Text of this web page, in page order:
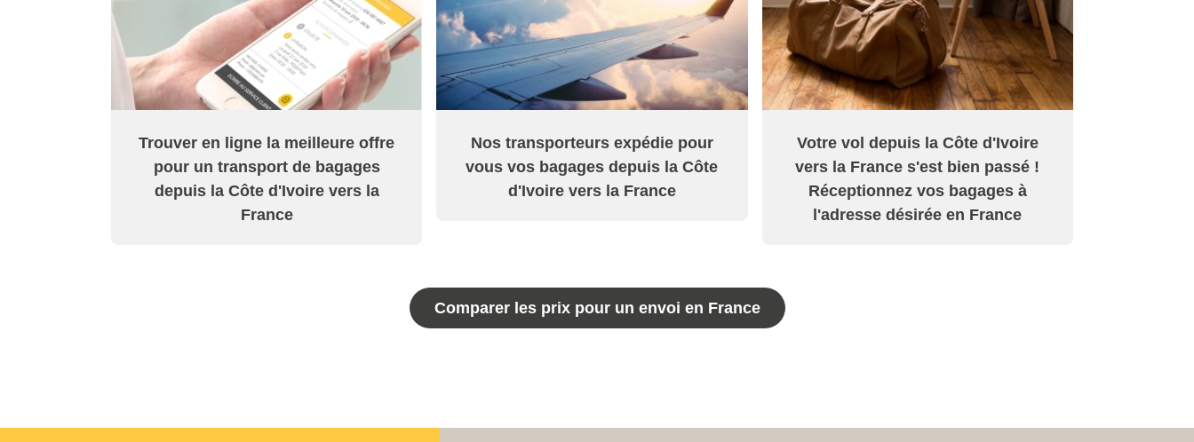
Trouver en ligne la meilleure offre
pour un transport de bagages
depuis la Côte d'Ivoire vers la
France
Nos transporteurs expédie pour
vous vos bagages depuis la Côte
d'Ivoire vers la France
Votre vol depuis la Côte d'Ivoire
vers la France s'est bien passé !
Réceptionnez vos bagages à
l'adresse désirée en France
Comparer les prix pour un envoi en France